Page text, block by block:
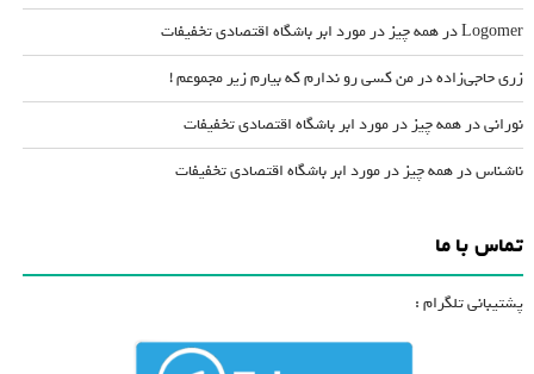
Logomerدرهمه چیز در مورد ابر باشگاه اقتصادی تخفیفات
زری حاجی‌زادهدرمن کسی رو ندارم که بیارم زیر مجموعم !
نورانیدرهمه چیز در مورد ابر باشگاه اقتصادی تخفیفات
ناشناسدرهمه چیز در مورد ابر باشگاه اقتصادی تخفیفات
تماس با ما
پشتیبانی تلگرام :